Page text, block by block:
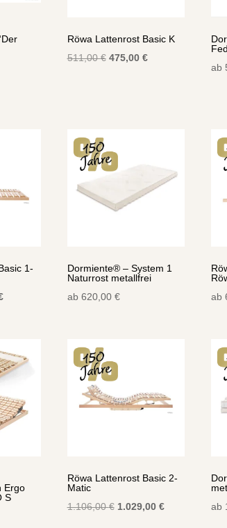
Röwa Lattenrost Basic K
511,00€ Ursprünglicher
475,00 €Aktueller
ab
1-
Aktueller
596,00 €.
Dormiente® – System 1
Naturrost metallfrei
ab 620,00 €
ab
Ergo
S
Röwa Lattenrost Basic 2-
Matic
1.106,00€ Ursprünglicher
1.029,00 €Aktueller
ab